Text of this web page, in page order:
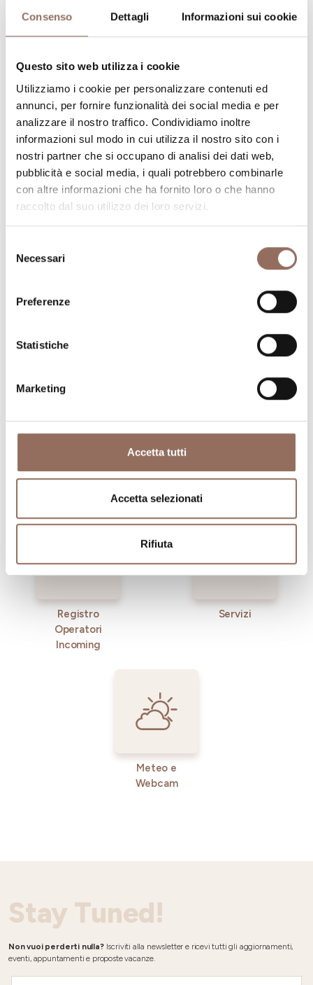
Consenso Dettagli Informazioni sui cookie
Questo sito web utilizza i cookie
Utilizziamo i cookie per personalizzare contenuti ed
annunci, per fornire funzionalità dei social media e per
analizzare il nostro traffico. Condividiamo inoltre
informazioni sul modo in cui utilizza il nostro sito con i
nostri partner che si occupano di analisi dei dati web,
pubblicità e social media, i quali potrebbero combinarle
con altre informazioni che ha fornito loro o che hanno
raccolto dal suo utilizzo dei loro servizi.
delNecessari
Preferenze
Statistiche
Marketing
Accetta tutti
Accetta selezionati
Rifiuta
Capacità ricettiva
Numero stanze: 1
Numero di appartamenti:4
Numero di bagni negli appartamenti:
4
Numero di bagni:5
Numero letti:15
Pianifica dove dormire, dove mangiare, cosa fare e
un occhio al meteo in tempo reale
Registro
Operatori
Incoming
Servizi
Meteo e
Webcam
Stay Tuned!
Non vuoi perderti nulla?Iscriviti alla newsletter e ricevi tutti gli aggiornamenti,
eventi, appuntamenti e proposte vacanze.